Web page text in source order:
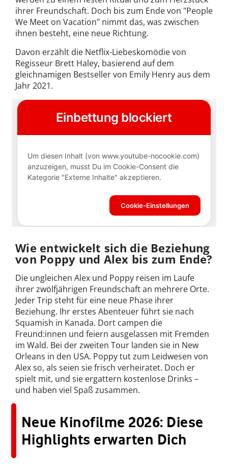
ihrer Freundschaft. Doch bis zum Ende von "People
We Meet on Vacation" nimmt das, was zwischen
ihnen besteht, eine neue Richtung.
Davon erzählt die Netflix-Liebeskomödie von
Regisseur Brett Haley, basierend auf dem
gleichnamigen Bestseller von Emily Henry aus dem
Jahr 2021.
Wie entwickelt sich die Beziehung
von Poppy und Alex bis zum Ende?
Die ungleichen Alex und Poppy reisen im Laufe
ihrer zwölfjährigen Freundschaft an mehrere Orte.
Jeder Trip steht für eine neue Phase ihrer
Beziehung. Ihr erstes Abenteuer führt sie nach
Squamish in Kanada. Dort campen die
Freund:innen und feiern ausgelassen mit Fremden
im Wald. Bei der zweiten Tour landen sie in New
Orleans in den USA. Poppy tut zum Leidwesen von
Alex so, als seien sie frisch verheiratet. Doch er
spielt mit, und sie ergattern kostenlose Drinks –
und haben viel Spaß zusammen.
Neue Kinofilme 2026: Diese
Highlights erwarten Dich